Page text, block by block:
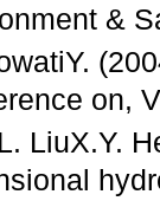
&
on,
LiuX.Y.